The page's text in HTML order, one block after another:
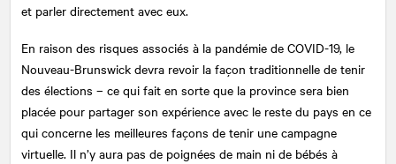
et parler directement avec eux.
En raison des risques associés à la pandémie de COVID-19, le
Nouveau-Brunswick devra revoir la façon traditionnelle de tenir
des élections – ce qui fait en sorte que la province sera bien
placée pour partager son expérience avec le reste du pays en ce
qui concerne les meilleures façons de tenir une campagne
virtuelle. Il n’y aura pas de poignées de main ni de bébés à